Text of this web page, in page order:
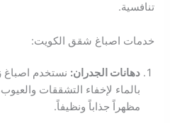
تنافسية.
خدمات اصباغ شقق الكويت:
دهانات الجدران: نستخدم اصباغ
بالماء لإخفاء التشققات
مظهراً جذاباً ونظيفاً.